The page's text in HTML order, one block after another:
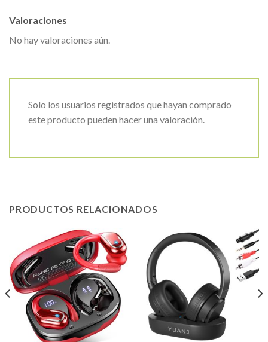
Valoraciones
No hay valoraciones aún.
Solo los usuarios registrados que hayan comprado
este producto pueden hacer una valoración.
PRODUCTOS RELACIONADOS